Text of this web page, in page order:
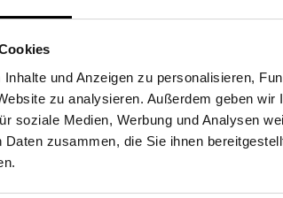
und Anzeigen zu personalisieren,
zu analysieren. Außerdem geben
soziale Medien, Werbung und Analysen
zusammen, die Sie ihnen
Schwabmünchen,
Sind Sie
dass ich Gewerbetreibender bin. Alle